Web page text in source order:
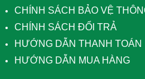
CHÍNH SÁCH BẢO VỆ
CHÍNH SÁCH ĐỔI TRẢ
HƯỚNG DẪN THANH TOÁN
HƯỚNG DẪN MUA HÀNG